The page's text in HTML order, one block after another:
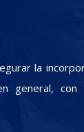
la
general, con